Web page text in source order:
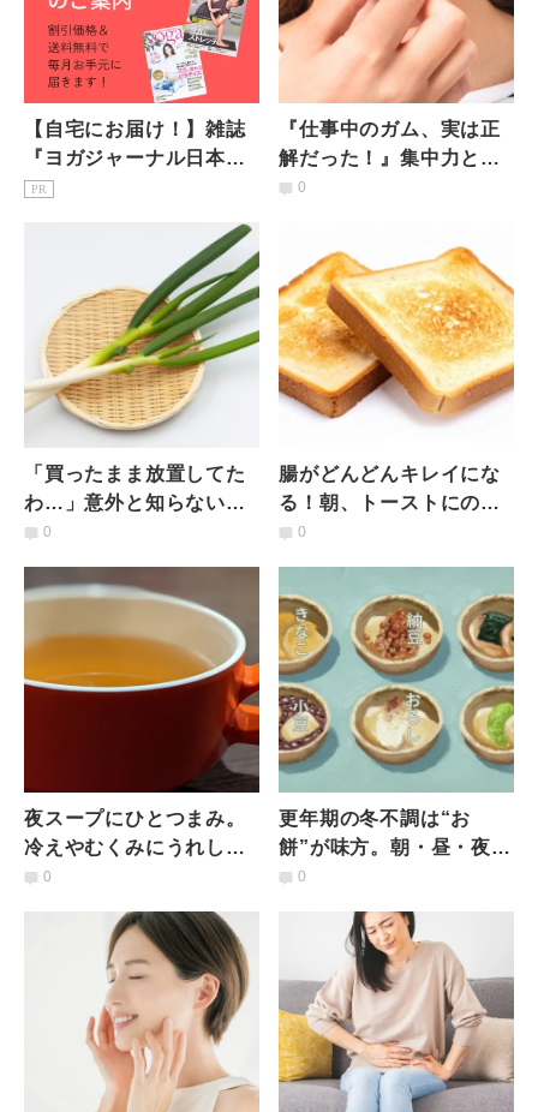
【自宅にお届け！】雑誌
『ヨガジャーナル日本
版』予約購読のご案内
PR
『仕事中のガム、実は正
解だった！』集中力とス
トレスに効く理由が最新
0
「買ったまま放置してた
わ…」意外と知らない長
ネギのNG保存法｜管理栄
0
腸がどんどんキレイにな
る！朝、トーストにのせ
たい意外な食材とは？管
0
夜スープにひとつまみ。
冷えやむくみにうれしい
意外な具材とは？管理栄
0
更年期の冬不調は“お
餅”が味方。朝・昼・夜の
薬膳的ととのえ方｜国際
0